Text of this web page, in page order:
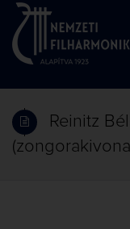
Reinitz